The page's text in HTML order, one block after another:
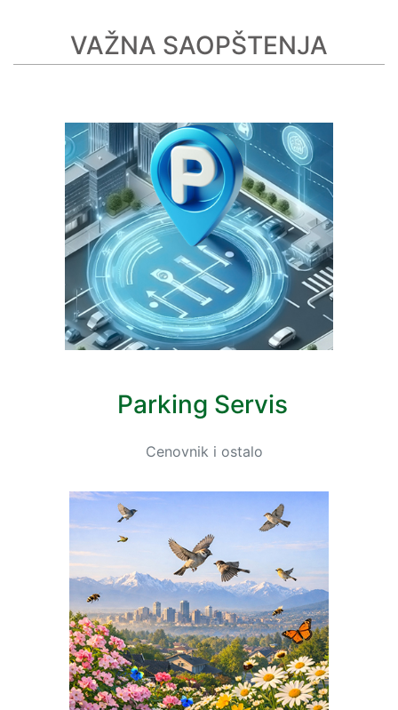
VAŽNA SAOPŠTENJA
Parking Servis
Cenovnik i ostalo